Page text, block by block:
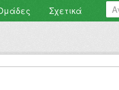
Σχετικά